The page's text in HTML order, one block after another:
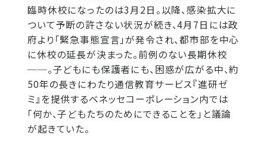
臨時休校になったのは3月2日。以降、感染拡大に
ついて予断の許さない状況が続き、4月7日には政
府より「緊急事態宣言」が発令され、都市部を中心
に休校の延長が決まった。前例のない長期休校
──。子どもにも保護者にも、困惑が広がる中、約
50年の長きにわたり通信教育サービス『進研ゼ
ミ』を提供するベネッセコーポレーション内では
「何か、子どもたちのためにできることを」と議論
が起きていた。